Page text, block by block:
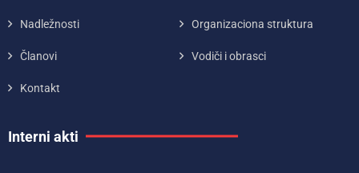
Nadležnosti Organizaciona struktura
Članovi Vodiči i obrasci
Kontakt
Interni akti